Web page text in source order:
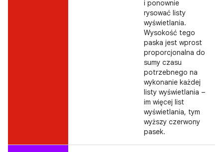
i ponownie
rysować listy
wyświetlania.
Wysokość tego
paska jest wprost
proporcjonalna do
sumy czasu
potrzebnego na
wykonanie każdej
listy wyświetlania –
im więcej list
wyświetlania, tym
wyższy czerwony
pasek.